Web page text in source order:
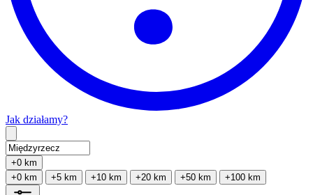
Jak działamy?
+0 km
+0 km
+5 km +10 km +20 km +50 km +100 km